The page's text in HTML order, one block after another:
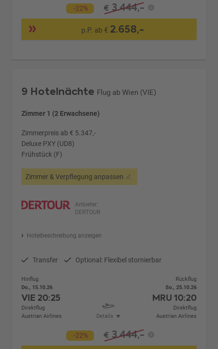
-22% € 3.444,-
p.P. ab € 2.658,-
9 Hotelnächte Flug ab Wien (VIE)
Zimmer 1 (2 Erwachsene)
Zimmerpreis ab € 5.347,-
Deluxe PXY (UD8)
Frühstück (F)
Zimmer & Verpflegung anpassen
Anbieter:
DERTOUR
Hotelbeschreibung anzeigen
Transfer Optional: Flexibel stornierbar
Hinflug
Do., 15.10.26
VIE 20:25
Direktflug
Austrian Airlines
Details
Rückflug
So., 25.10.26
MRU 10:20
Direktflug
Austrian Airlines
-22% € 3.444,-